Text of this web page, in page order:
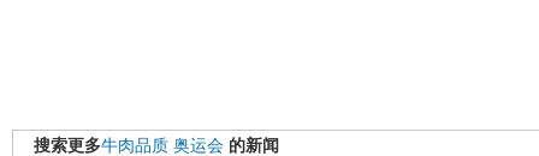
搜索更多牛肉品质 奥运会 的新闻